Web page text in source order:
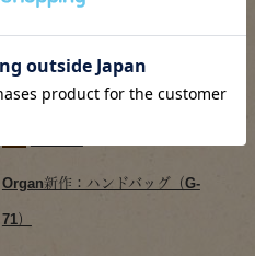
（G-63）
Organ新作：ハンドバッグ（G-
71）